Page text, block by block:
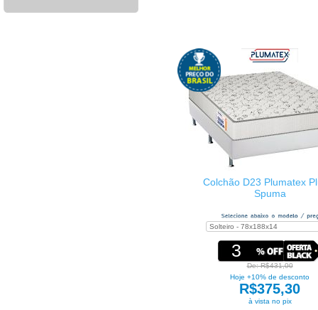
Colchão D23 Plumatex
Spuma
3
De: R$431,00
Hoje +10% de desconto
R$375,30
à vista no pix